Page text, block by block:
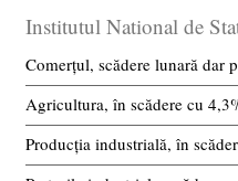
Institutul National de
Comerțul, scădere lunară dar
Agricultura, în scădere cu
Producția industrială, în